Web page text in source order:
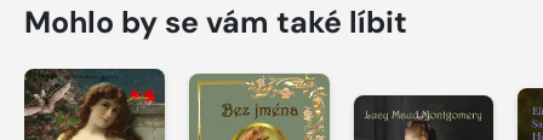
Mohlo by se vám také líbit